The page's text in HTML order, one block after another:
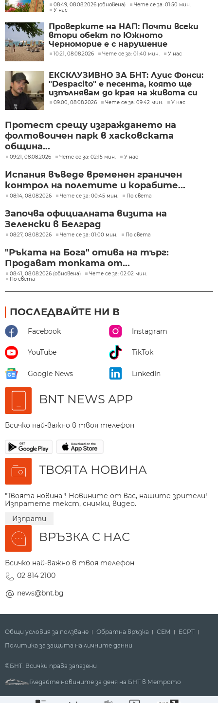
08:49, 08.08.2026 (обновена)
Чете се за: 01:50 мин.
У нас
Проверките на НАП: Почти всеки
втори обект по Южното
Черноморие е с нарушение
10:21, 08.08.2026 Чете се за: 01:40 мин. У нас
ЕКСКЛУЗИВНО ЗА БНТ: Луис Фонси:
"Despacito" е песента, която ще
изпълнявам до края на живота си
09:00, 08.08.2026 Чете се за: 09:42 мин. У нас
Протест срещу изграждането на
фолтовоичен парк в хасковската
община...
09:21, 08.08.2026 Чете се за: 02:15 мин. У нас
Испания въведе временен граничен
контрол на полетите и корабите...
08:14, 08.08.2026 Чете се за: 00:45 мин. По света
Започва официалната визита на
Зеленски в Белград
08:27, 08.08.2026 Чете се за: 01:00 мин. По света
"Ръката на Бога" отива на търг:
Продават топката от...
08:41, 08.08.2026 (обновена)
Чете се за: 02:02 мин.
По света
ПОСЛЕДВАЙТЕ НИ В
Facebook Instagram
YouTube TikTok
Google News LinkedIn
BNT NEWS APP
Всичко най-важно в твоя телефон
ТВОЯТА НОВИНА
"Твоята новина"! Новините от вас, нашите зрители!
Изпратете текст, снимки, видео.
Изпрати
ВРЪЗКА С НАС
Всичко най-важно в твоя телефон
02 814 2100
news@bnt.bg
Общи условия за ползване Обратна връзка СЕМ
ECPT
Политика за защита на личните данни
©БНТ. Всички права запазени
Гледайте новините за деня на БНТ в Метрото